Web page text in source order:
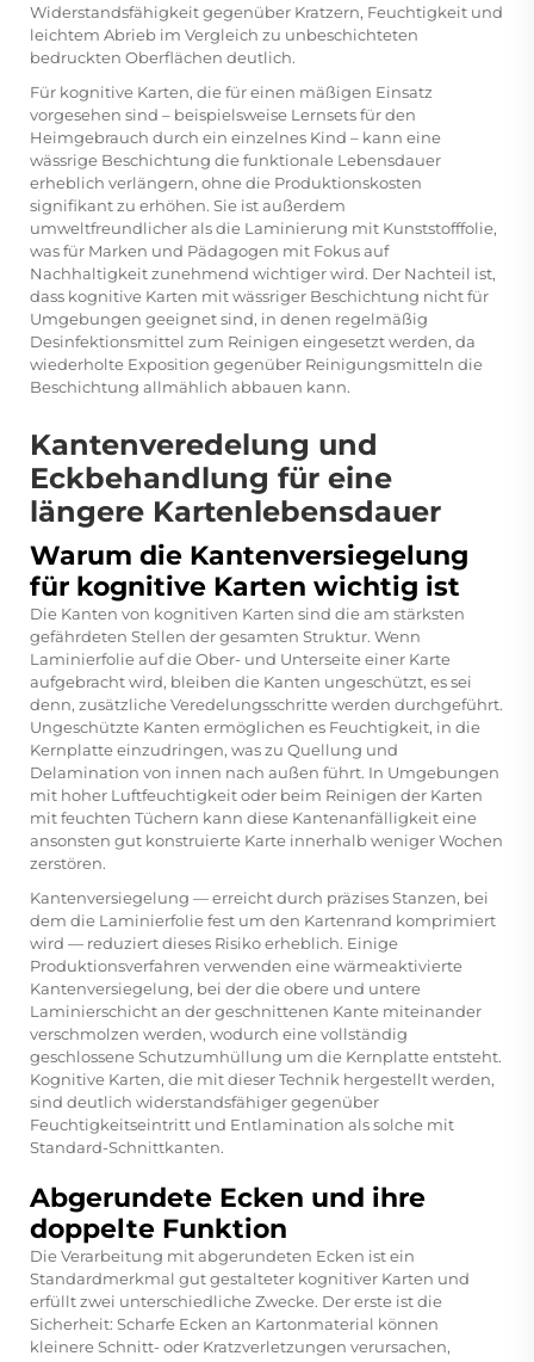
Widerstandsfähigkeit gegenüber Kratzern, Feuchtigkeit und
leichtem Abrieb im Vergleich zu unbeschichteten
bedruckten Oberflächen deutlich.
Für kognitive Karten, die für einen mäßigen Einsatz
vorgesehen sind – beispielsweise Lernsets für den
Heimgebrauch durch ein einzelnes Kind – kann eine
wässrige Beschichtung die funktionale Lebensdauer
erheblich verlängern, ohne die Produktionskosten
signifikant zu erhöhen. Sie ist außerdem
umweltfreundlicher als die Laminierung mit Kunststofffolie,
was für Marken und Pädagogen mit Fokus auf
Nachhaltigkeit zunehmend wichtiger wird. Der Nachteil ist,
dass kognitive Karten mit wässriger Beschichtung nicht für
Umgebungen geeignet sind, in denen regelmäßig
Desinfektionsmittel zum Reinigen eingesetzt werden, da
wiederholte Exposition gegenüber Reinigungsmitteln die
Beschichtung allmählich abbauen kann.
Kantenveredelung und
Eckbehandlung für eine
längere Kartenlebensdauer
Warum die Kantenversiegelung
für kognitive Karten wichtig ist
Die Kanten von kognitiven Karten sind die am stärksten
gefährdeten Stellen der gesamten Struktur. Wenn
Laminierfolie auf die Ober- und Unterseite einer Karte
aufgebracht wird, bleiben die Kanten ungeschützt, es sei
denn, zusätzliche Veredelungsschritte werden durchgeführt.
Ungeschützte Kanten ermöglichen es Feuchtigkeit, in die
Kernplatte einzudringen, was zu Quellung und
Delamination von innen nach außen führt. In Umgebungen
mit hoher Luftfeuchtigkeit oder beim Reinigen der Karten
mit feuchten Tüchern kann diese Kantenanfälligkeit eine
ansonsten gut konstruierte Karte innerhalb weniger Wochen
zerstören.
Kantenversiegelung — erreicht durch präzises Stanzen, bei
dem die Laminierfolie fest um den Kartenrand komprimiert
wird — reduziert dieses Risiko erheblich. Einige
Produktionsverfahren verwenden eine wärmeaktivierte
Kantenversiegelung, bei der die obere und untere
Laminierschicht an der geschnittenen Kante miteinander
verschmolzen werden, wodurch eine vollständig
geschlossene Schutzumhüllung um die Kernplatte entsteht.
Kognitive Karten, die mit dieser Technik hergestellt werden,
sind deutlich widerstandsfähiger gegenüber
Feuchtigkeitseintritt und Entlamination als solche mit
Standard-Schnittkanten.
Abgerundete Ecken und ihre
doppelte Funktion
Die Verarbeitung mit abgerundeten Ecken ist ein
Standardmerkmal gut gestalteter kognitiver Karten und
erfüllt zwei unterschiedliche Zwecke. Der erste ist die
Sicherheit: Scharfe Ecken an Kartonmaterial können
kleinere Schnitt- oder Kratzverletzungen verursachen,